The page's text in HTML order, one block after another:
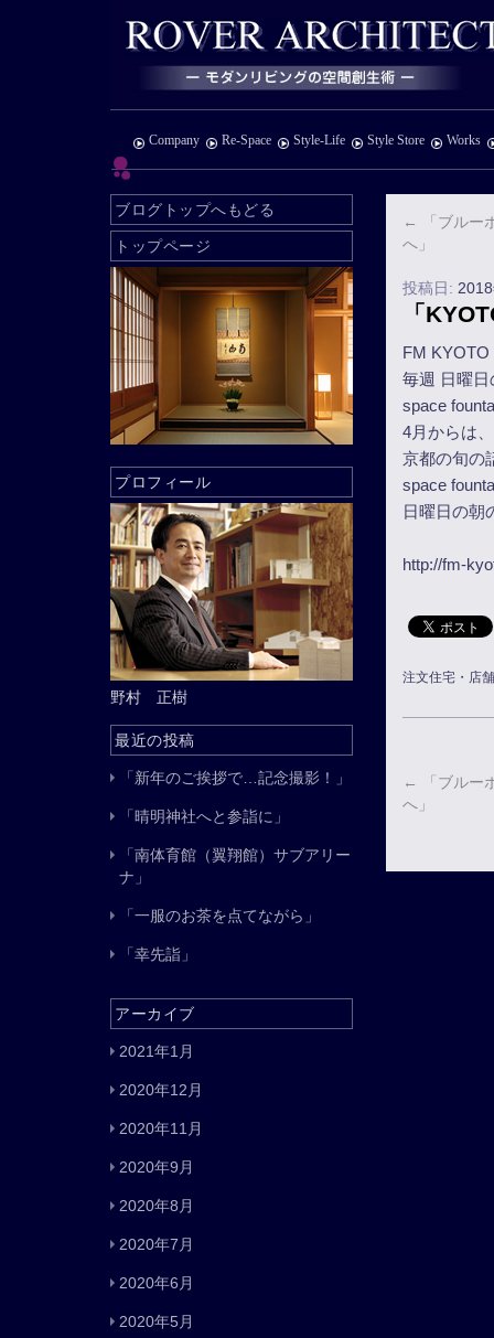
Company Re-Space Style-Life Style Store Works
←
「ブルー
へ」
投稿日:
「
FM
毎週 日曜
space
4月からは
京都の旬の
space
日曜日の朝
http://fm-
注文住宅・店
←
「ブルー
へ」
ブログトップへもどる
トップページ
プロフィール
野村 正樹
最近の投稿
「新年のご挨拶で…記念撮影！」
「晴明神社へと参詣に」
「南体育館（翼翔館）サブアリー
ナ」
「一服のお茶を点てながら」
「幸先詣」
アーカイブ
2021年1月
2020年12月
2020年11月
2020年9月
2020年8月
2020年7月
2020年6月
2020年5月